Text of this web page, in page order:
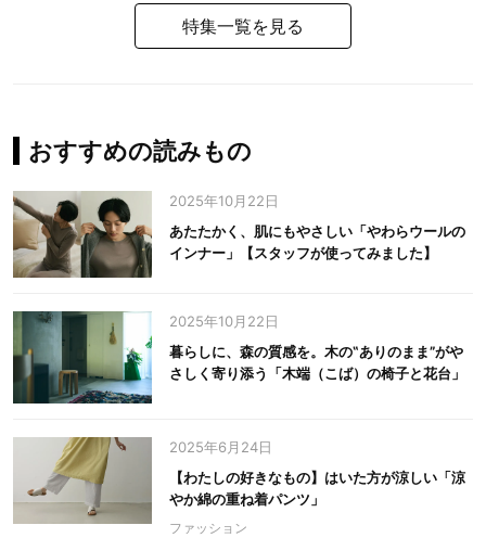
特集一覧を見る
おすすめの読みもの
2025年10月22日
あたたかく、肌にもやさしい「やわらウールの
インナー」【スタッフが使ってみました】
2025年10月22日
暮らしに、森の質感を。木の‟ありのまま”がや
さしく寄り添う「木端（こば）の椅子と花台」
2025年6月24日
【わたしの好きなもの】はいた方が涼しい「涼
やか綿の重ね着パンツ」
ファッション